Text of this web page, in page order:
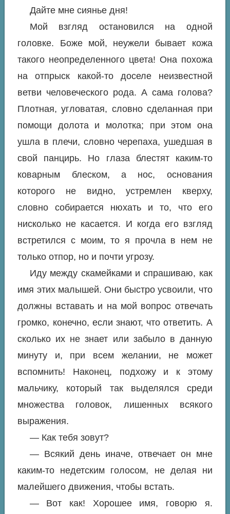
Дайте мне сиянье дня!
Мой взгляд остановился на одной
головке. Боже мой, неужели бывает кожа
такого неопределенного цвета! Она похожа
на отпрыск какой-то доселе неизвестной
ветви человеческого рода. А сама голова?
Плотная, угловатая, словно сделанная при
помощи долота и молотка; при этом она
ушла в плечи, словно черепаха, ушедшая в
свой панцирь. Но глаза блестят каким-то
коварным блеском, а нос, основания
которого не видно, устремлен кверху,
словно собирается нюхать и то, что его
нисколько не касается. И когда его взгляд
встретился с моим, то я прочла в нем не
только отпор, но и почти угрозу.
Иду между скамейками и спрашиваю, как
имя этих малышей. Они быстро усвоили, что
должны вставать и на мой вопрос отвечать
громко, конечно, если знают, что ответить. А
сколько их не знает или забыло в данную
минуту и, при всем желании, не может
вспомнить! Наконец, подхожу и к этому
мальчику, который так выделялся среди
множества головок, лишенных всякого
выражения.
— Как тебя зовут?
— Всякий день иначе, отвечает он мне
каким-то недетским голосом, не делая ни
малейшего движения, чтобы встать.
— Вот как! Хорошее имя, говорю я.